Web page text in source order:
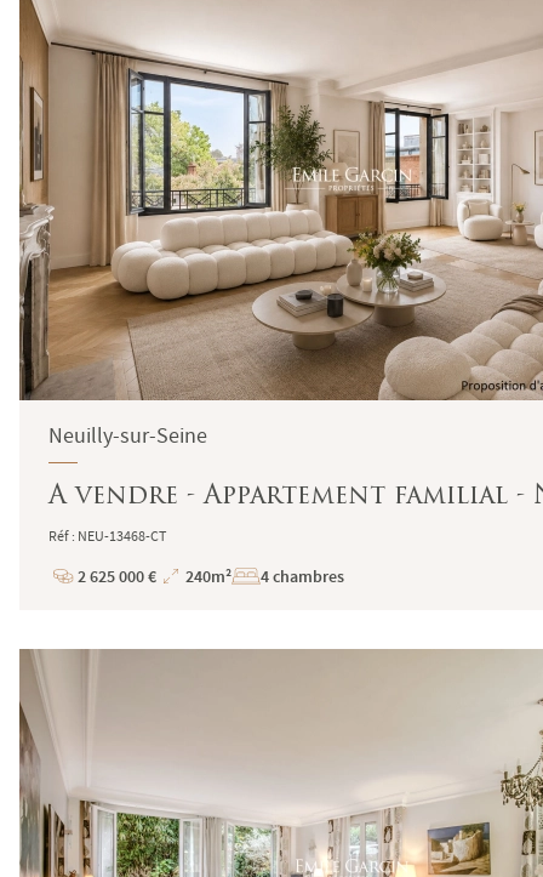
Neuilly-sur-Seine
A vendre - Appartement familial -
Réf : NEU-13468-CT
Prix
2 625 000 €
Superficie
240m² 4 chambres